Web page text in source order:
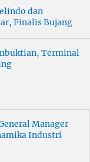
dan
Finalis Bujang
Terminal
Manager
Industri